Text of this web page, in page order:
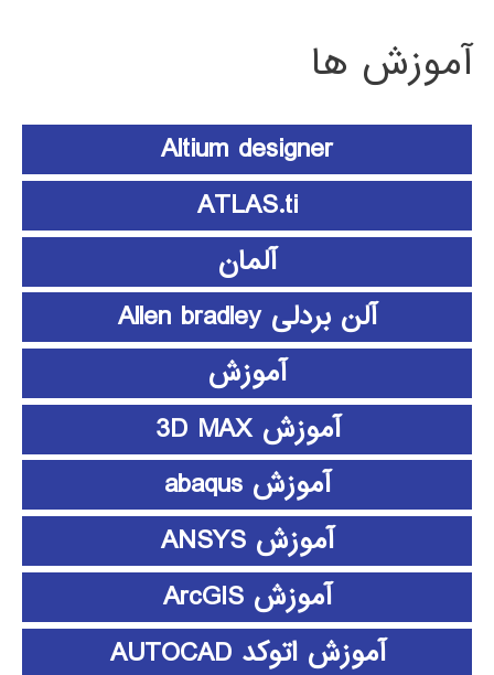
آموزش ها
Altium designer
ATLAS.ti
آلمان
آلن بردلی Allen bradley
آموزش
آموزش 3D MAX
آموزش abaqus
آموزش ANSYS
آموزش ArcGIS
آموزش اتوکد AUTOCAD